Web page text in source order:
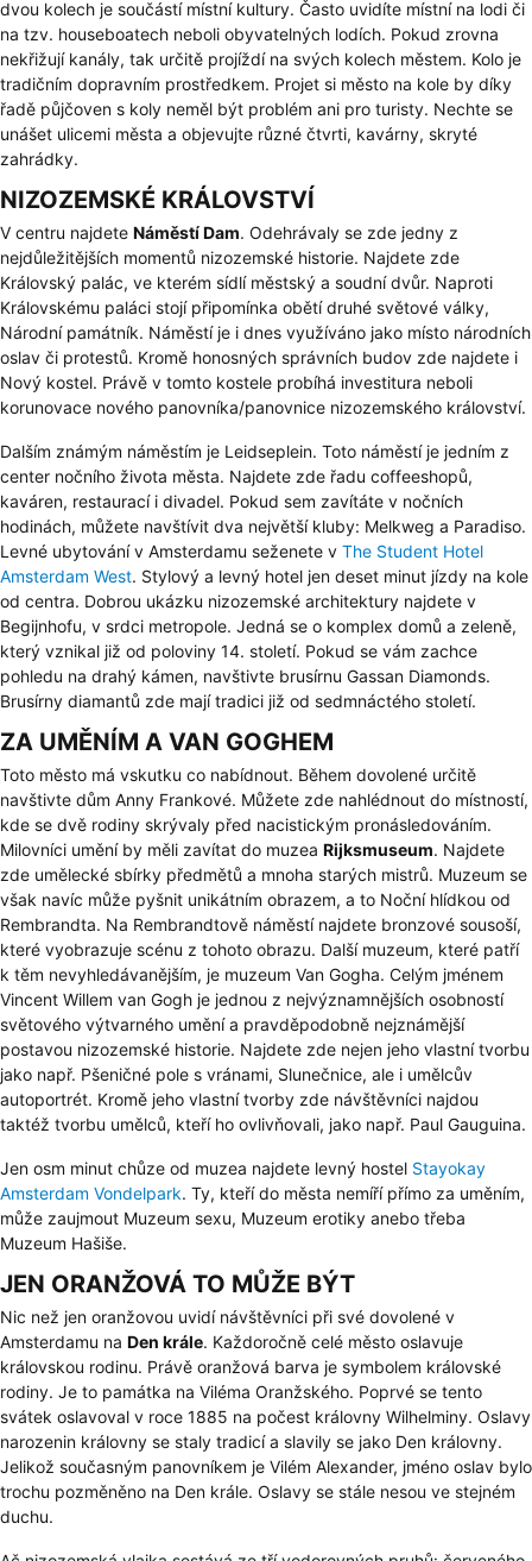
dvou kolech je součástí místní kultury. Často uvidíte místní na lodi či
na tzv. houseboatech neboli obyvatelných lodích. Pokud zrovna
nekřižují kanály, tak určitě projíždí na svých kolech městem. Kolo je
tradičním dopravním prostředkem. Projet si město na kole by díky
řadě půjčoven s koly neměl být problém ani pro turisty. Nechte se
unášet ulicemi města a objevujte různé čtvrti, kavárny, skryté
zahrádky.
NIZOZEMSKÉ KRÁLOVSTVÍ
V centru najdete Náměstí Dam. Odehrávaly se zde jedny z
nejdůležitějších momentů nizozemské historie. Najdete zde
Královský palác, ve kterém sídlí městský a soudní dvůr. Naproti
Královskému paláci stojí připomínka obětí druhé světové války,
Národní památník. Náměstí je i dnes využíváno jako místo národních
oslav či protestů. Kromě honosných správních budov zde najdete i
Nový kostel. Právě v tomto kostele probíhá investitura neboli
korunovace nového panovníka/panovnice nizozemského království.
Dalším známým náměstím je Leidseplein. Toto náměstí je jedním z
center nočního života města. Najdete zde řadu coffeeshopů,
kaváren, restaurací i divadel. Pokud sem zavítáte v nočních
hodinách, můžete navštívit dva největší kluby: Melkweg a Paradiso.
Levné ubytování v Amsterdamu seženete v The Student Hotel
Amsterdam West. Stylový a levný hotel jen deset minut jízdy na kole
od centra. Dobrou ukázku nizozemské architektury najdete v
Begijnhofu, v srdci metropole. Jedná se o komplex domů a zeleně,
který vznikal již od poloviny 14. století. Pokud se vám zachce
pohledu na drahý kámen, navštivte brusírnu Gassan Diamonds.
Brusírny diamantů zde mají tradici již od sedmnáctého století.
ZA UMĚNÍM A VAN GOGHEM
Toto město má vskutku co nabídnout. Během dovolené určitě
navštivte dům Anny Frankové. Můžete zde nahlédnout do místností,
kde se dvě rodiny skrývaly před nacistickým pronásledováním.
Milovníci umění by měli zavítat do muzea Rijksmuseum. Najdete
zde umělecké sbírky předmětů a mnoha starých mistrů. Muzeum se
však navíc může pyšnit unikátním obrazem, a to Noční hlídkou od
Rembrandta. Na Rembrandtově náměstí najdete bronzové sousoší,
které vyobrazuje scénu z tohoto obrazu. Další muzeum, které patří
k těm nevyhledávanějším, je muzeum Van Gogha. Celým jménem
Vincent Willem van Gogh je jednou z nejvýznamnějších osobností
světového výtvarného umění a pravděpodobně nejznámější
postavou nizozemské historie. Najdete zde nejen jeho vlastní tvorbu
jako např. Pšeničné pole s vránami, Slunečnice, ale i umělcův
autoportrét. Kromě jeho vlastní tvorby zde návštěvníci najdou
taktéž tvorbu umělců, kteří ho ovlivňovali, jako např. Paul Gauguina.
Jen osm minut chůze od muzea najdete levný hostel Stayokay
Amsterdam Vondelpark. Ty, kteří do města nemíří přímo za uměním,
může zaujmout Muzeum sexu, Muzeum erotiky anebo třeba
Muzeum Hašiše.
JEN ORANŽOVÁ TO MŮŽE BÝT
Nic než jen oranžovou uvidí návštěvníci při své dovolené v
Amsterdamu na Den krále. Každoročně celé město oslavuje
královskou rodinu. Právě oranžová barva je symbolem královské
rodiny. Je to památka na Viléma Oranžského. Poprvé se tento
svátek oslavoval v roce 1885 na počest královny Wilhelminy. Oslavy
narozenin královny se staly tradicí a slavily se jako Den královny.
Jelikož současným panovníkem je Vilém Alexander, jméno oslav bylo
trochu pozměněno na Den krále. Oslavy se stále nesou ve stejném
duchu.